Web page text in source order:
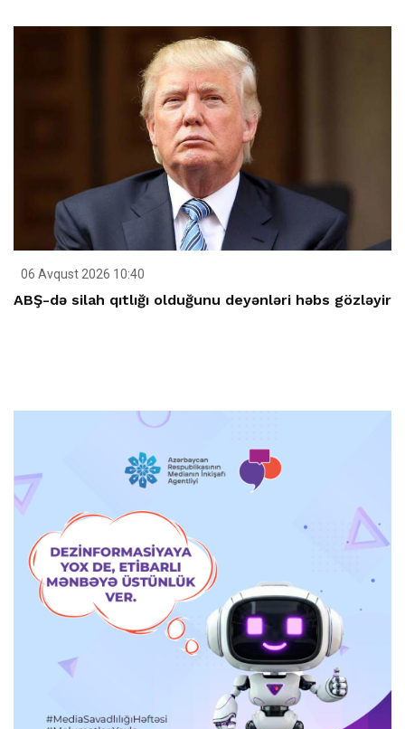
06 Avqust 2026 10:40
ABŞ-də silah qıtlığı olduğunu deyənləri həbs gözləyir